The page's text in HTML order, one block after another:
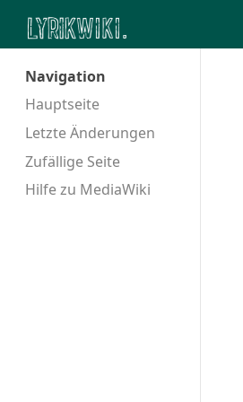
Navigation
Hauptseite
Letzte Änderungen
Zufällige Seite
Hilfe zu MediaWiki